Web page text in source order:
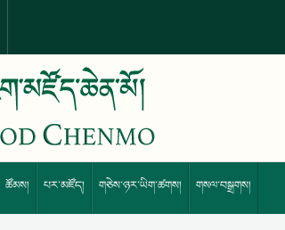
ཚོམས། པར་མཛོད། གཅེས་ཉར་ཡིག་ཚགས། གསལ་བསྒྲགས།